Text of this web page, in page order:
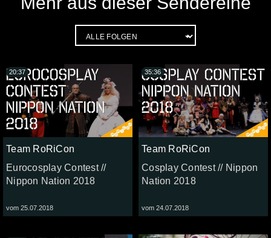
Team RoRiCon
Eurocosplay Contest //
Nippon Nation 2018
vom 25.07.2018
20:37
Team RoRiCon
Cosplay Contest // Nippon
Nation 2018
vom 24.07.2018
35:36